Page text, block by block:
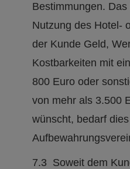
Bestimmungen.
Nutzung des Hotel-
der Kunde Geld,
Kostbarkeiten mit
800 Euro oder
von mehr als 3.500
wünscht, bedarf
7.3 Soweit dem